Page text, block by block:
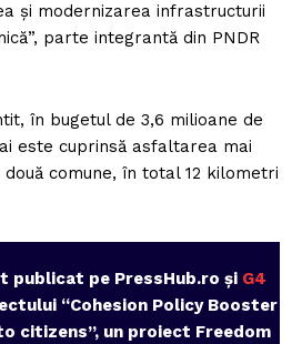
şi modernizarea infrastructurii
parte integrantă din PNDR
în bugetul de 3,6 milioane de
este cuprinsă asfaltarea mai
comune, în total 12 kilometri
pe PressHub.ro și G4
“Cohesion Policy Booster
citizens”, un proiect Freedom